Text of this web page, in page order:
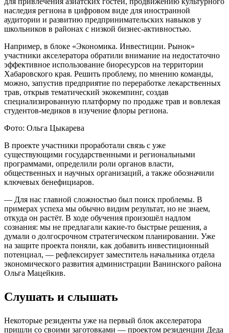
наследия региона в цифровом виде для иностранной
аудитории и развитию предпринимательских навыков у
школьников в районах с низкой бизнес-активностью.
Например, в блоке «Экономика. Инвестиции. Рынок»
участники акселератора обратили внимание на недостаточно
эффективное использование биоресурсов на территории
Хабаровского края. Решить проблему, по мнению команды,
можно, запустив предприятие по переработке лекарственных
трав, открыв тематический экокемпинг, создав
специализированную платформу по продаже трав и вовлекая
студентов-медиков в изучение флоры региона.
Фото: Ольга Цыкарева
В проекте участники проработали связь с уже
существующими государственными и региональными
программами, определили роли органов власти,
общественных и научных организаций, а также обозначили
ключевых бенефициаров.
— Для нас главной сложностью был поиск проблемы. В
примерах успеха мы обычно видим результат, но не знаем,
откуда он растёт. В ходе обучения произошёл надлом
сознания: мы не предлагали какие-то быстрые решения, а
думали о долгосрочном стратегическом планировании. Уже
на защите проекта поняли, как добавить инвестиционный
потенциал, — рефлексирует заместитель начальника отдела
экономического развития администрации Ванинского района
Ольга Мацейкив.
Слушать и слышать
Некоторые резиденты уже на первый блок акселератора
пришли со своими заготовками — проектом резиденции Деда